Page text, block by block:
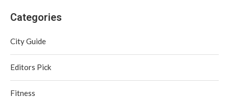
Categories
City Guide
Editors Pick
Fitness